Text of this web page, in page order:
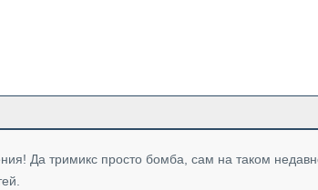
Да тримикс просто бомба, сам на таком